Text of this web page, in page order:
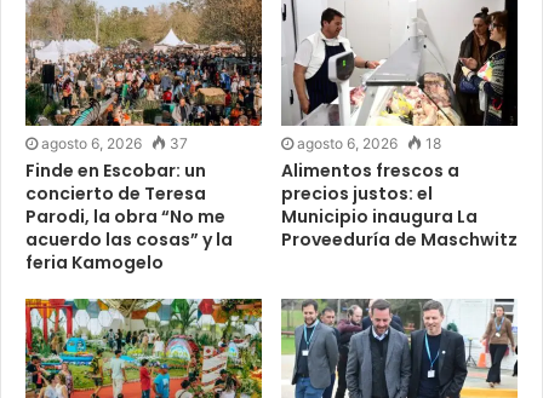
agosto 6, 2026 37
Finde en Escobar: un
concierto de Teresa
Parodi, la obra “No me
acuerdo las cosas” y la
feria Kamogelo
agosto 6, 2026 18
Alimentos frescos a
precios justos: el
Municipio inaugura La
Proveeduría de Maschwitz